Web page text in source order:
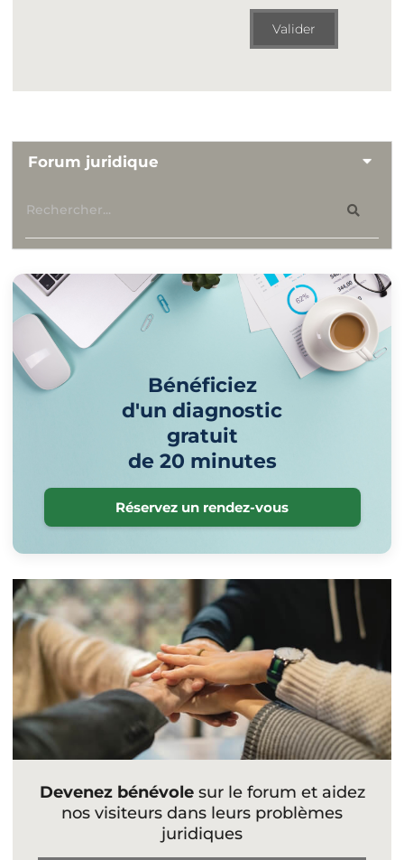
Valider
Forum juridique
Bénéficiez
d'un diagnostic
gratuit
de 20 minutes
Réservez un rendez-vous
Devenez bénévolesur le forum et aidez
nos visiteurs dans leurs problèmes
juridiques